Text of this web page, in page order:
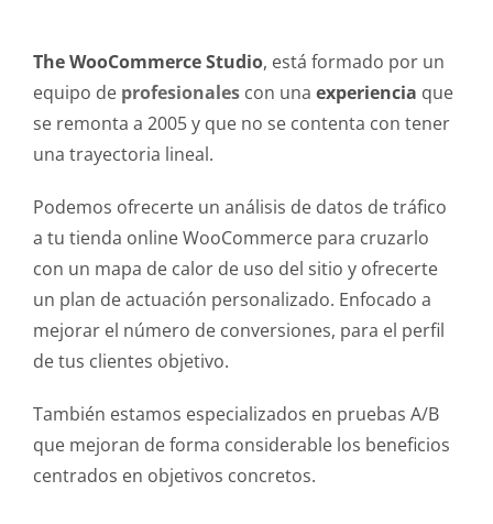
The WooCommerce Studio, está formado por un
equipo de profesionales con una experiencia que
se remonta a 2005 y que no se contenta con tener
una trayectoria lineal.
Podemos ofrecerte un análisis de datos de tráfico
a tu tienda online WooCommerce para cruzarlo
con un mapa de calor de uso del sitio y ofrecerte
un plan de actuación personalizado. Enfocado a
mejorar el número de conversiones, para el perfil
de tus clientes objetivo.
También estamos especializados en pruebas A/B
que mejoran de forma considerable los beneficios
centrados en objetivos concretos.